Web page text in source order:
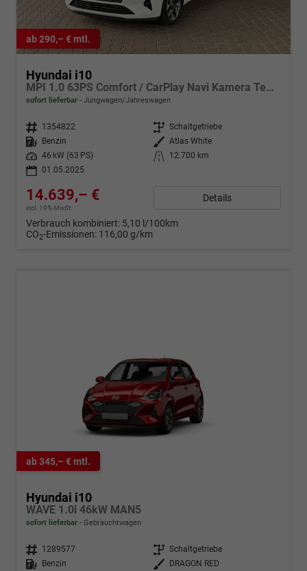
ab 290,– € mtl.
Hyundai i10
MPI 1.0 63PS Comfort / CarPlay Navi Kamera Tempomat Alu 15''
sofort lieferbar Jungwagen/Jahreswagen
Fahrzeugnr. 1354822 Getriebe Schaltgetriebe
Kraftstoff
Benzin Außenfarbe Atlas White
Leistung
46 kW (63 PS) Kilometerstand
12.700 km
01.05.2025
14.639,– €
incl. 19% MwSt.
Details
Verbrauch kombiniert: 5,10 l/100km
CO2-Emissionen: 116,00 g/km
ab 345,– € mtl.
Hyundai i10
WAVE 1.0i 46kW MAN5
sofort lieferbar Gebrauchtwagen
Fahrzeugnr. 1289577 Getriebe Schaltgetriebe
Kraftstoff
Benzin Außenfarbe
DRAGON RED